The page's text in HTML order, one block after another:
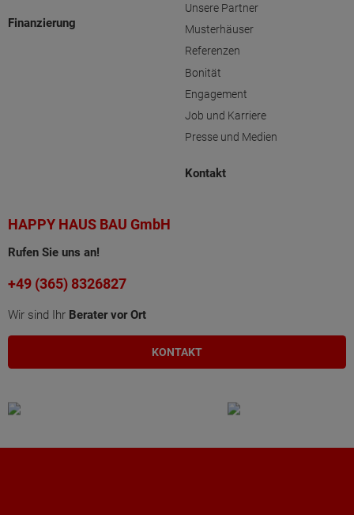
Finanzierung
Unsere Partner
Musterhäuser
Referenzen
Bonität
Engagement
Job und Karriere
Presse und Medien
Kontakt
HAPPY HAUS BAU GmbH
Rufen Sie uns an!
+49 (365) 8326827
Wir sind Ihr Berater vor Ort
KONTAKT